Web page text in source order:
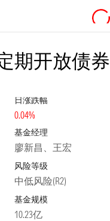
期开放债券
日涨跌幅
0.04%
基金经理
廖新昌、王宏
风险等级
中低风险(R2)
基金规模
10.23亿